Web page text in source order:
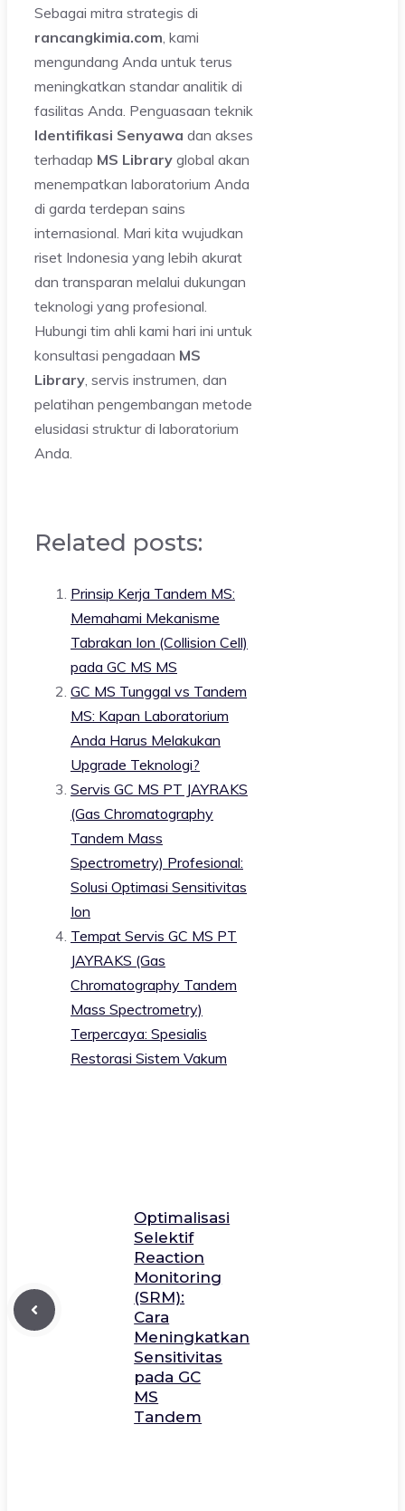
Sebagai mitra strategis di
rancangkimia.com, kami
mengundang Anda untuk terus
meningkatkan standar analitik di
fasilitas Anda. Penguasaan teknik
Identifikasi Senyawa dan akses
terhadap MS Library global akan
menempatkan laboratorium Anda
di garda terdepan sains
internasional. Mari kita wujudkan
riset Indonesia yang lebih akurat
dan transparan melalui dukungan
teknologi yang profesional.
Hubungi tim ahli kami hari ini untuk
konsultasi pengadaan MS
Library, servis instrumen, dan
pelatihan pengembangan metode
elusidasi struktur di laboratorium
Anda.
Related posts:
Prinsip Kerja Tandem MS:
Memahami Mekanisme
Tabrakan Ion (Collision Cell)
pada GC MS MS
GC MS Tunggal vs Tandem
MS: Kapan Laboratorium
Anda Harus Melakukan
Upgrade Teknologi?
Servis GC MS PT JAYRAKS
(Gas Chromatography
Tandem Mass
Spectrometry) Profesional:
Solusi Optimasi Sensitivitas
Ion
Tempat Servis GC MS PT
JAYRAKS (Gas
Chromatography Tandem
Mass Spectrometry)
Terpercaya: Spesialis
Restorasi Sistem Vakum
Optimalisasi
Selektif
Reaction
Monitoring
(SRM):
Cara
Meningkatkan
Sensitivitas
pada GC
MS
Tandem